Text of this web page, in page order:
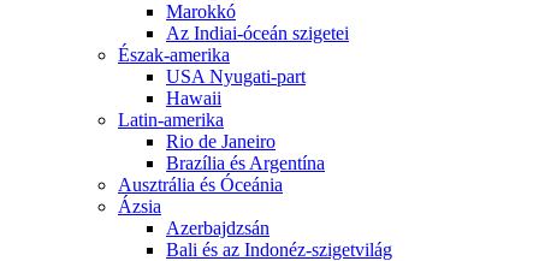
Marokkó
Az Indiai-óceán szigetei
Észak-amerika
USA Nyugati-part
Hawaii
Latin-amerika
Rio de Janeiro
Brazília és Argentína
Ausztrália és Óceánia
Ázsia
Azerbajdzsán
Bali és az Indonéz-szigetvilág